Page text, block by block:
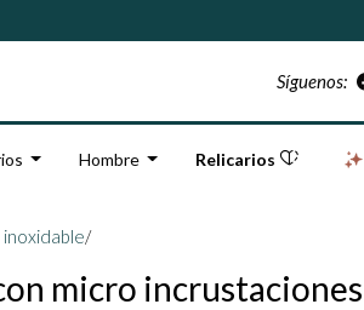
Síguenos:
Hombre Relicarios
/
micro incrustaciones